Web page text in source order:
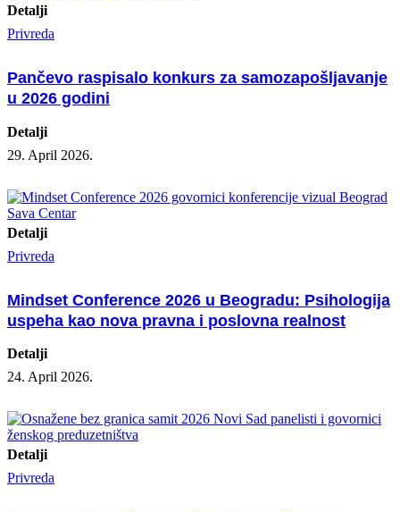
Detalji
Privreda
Pančevo raspisalo konkurs za samozapošljavanje
u 2026 godini
Detalji
29. April 2026.
Detalji
Privreda
Mindset Conference 2026 u Beogradu: Psihologija
uspeha kao nova pravna i poslovna realnost
Detalji
24. April 2026.
Detalji
Privreda